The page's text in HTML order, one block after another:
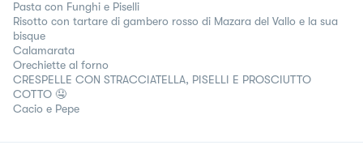
Pasta con Funghi e Piselli
Risotto con tartare di gambero rosso di Mazara del Vallo e la sua
bisque
Calamarata
Orechiette al forno
CRESPELLE CON STRACCIATELLA, PISELLI E PROSCIUTTO
COTTO 🤤
Cacio e Pepe